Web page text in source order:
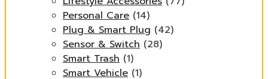
Personal Care (14)
Plug & Smart Plug (42)
Sensor & Switch (28)
Smart Trash (1)
Smart Vehicle (1)